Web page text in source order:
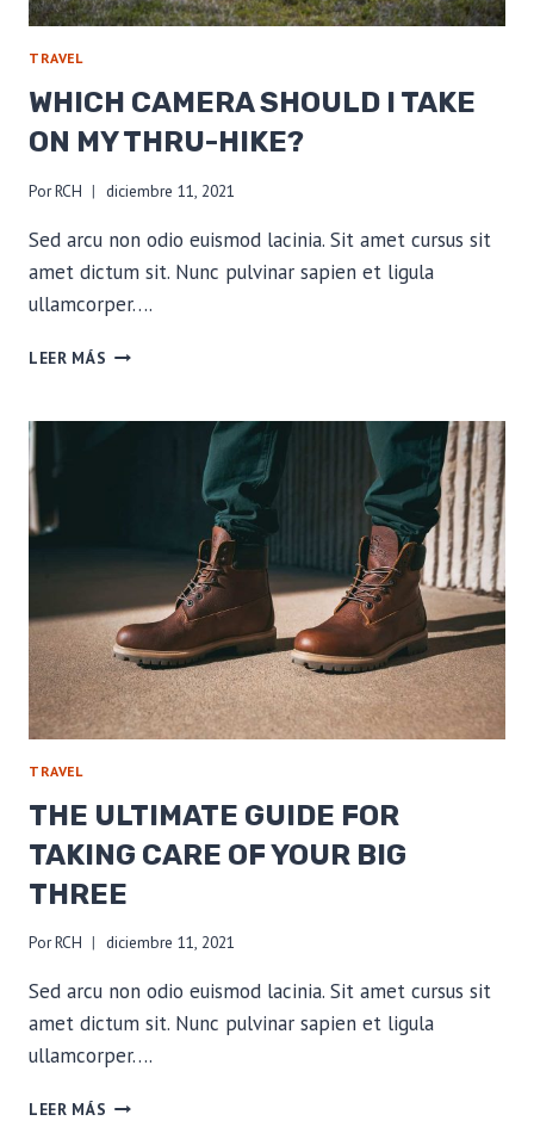
TRAVEL
WHICH CAMERA SHOULD I TAKE
ON MY THRU-HIKE?
PorRCH diciembre 11, 2021
Sed arcu non odio euismod lacinia. Sit amet cursus sit
amet dictum sit. Nunc pulvinar sapien et ligula
ullamcorper….
LEER MÁS WHICH
I
TRAVEL
THE ULTIMATE GUIDE FOR
TAKING CARE OF YOUR BIG
THREE
PorRCH diciembre 11, 2021
Sed arcu non odio euismod lacinia. Sit amet cursus sit
amet dictum sit. Nunc pulvinar sapien et ligula
ullamcorper….
LEER MÁS THE